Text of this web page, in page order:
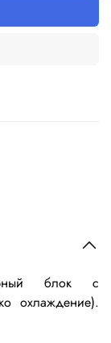
блок с
охлаждение).